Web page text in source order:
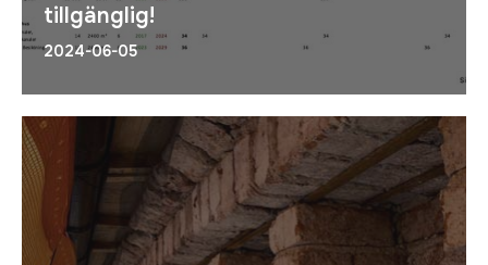
tillgänglig!
2024-06-05